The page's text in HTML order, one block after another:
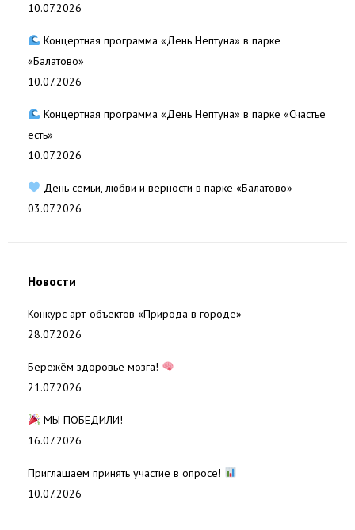
10.07.2026
Концертная программа «День Нептуна» в парке
«Балатово»
10.07.2026
Концертная программа «День Нептуна» в парке «Счастье
есть»
10.07.2026
День семьи, любви и верности в парке «Балатово»
03.07.2026
Новости
Конкурс арт-объектов «Природа в городе»
28.07.2026
Бережём здоровье мозга!
21.07.2026
МЫ ПОБЕДИЛИ!
16.07.2026
Приглашаем принять участие в опросе!
10.07.2026